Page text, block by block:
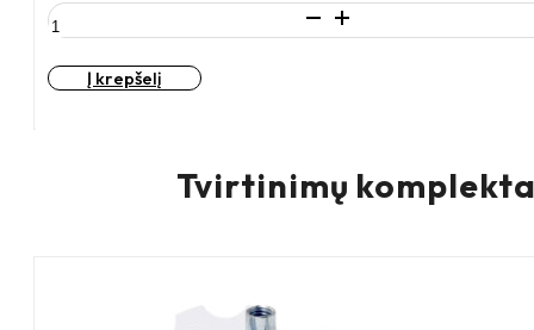
produkto
kiekis:
D100
H125Į krepšelį
Tvirtinimų